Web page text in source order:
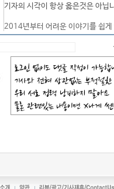
기자의 시각이 항상 옳은것은 아닙
2014년부터 어려운 이야기를 쉽